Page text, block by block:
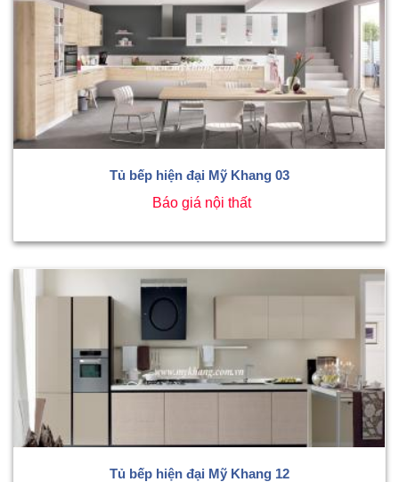
Tủ bếp hiện đại Mỹ Khang 03
Báo giá nội thất
Tủ bếp hiện đại Mỹ Khang 12